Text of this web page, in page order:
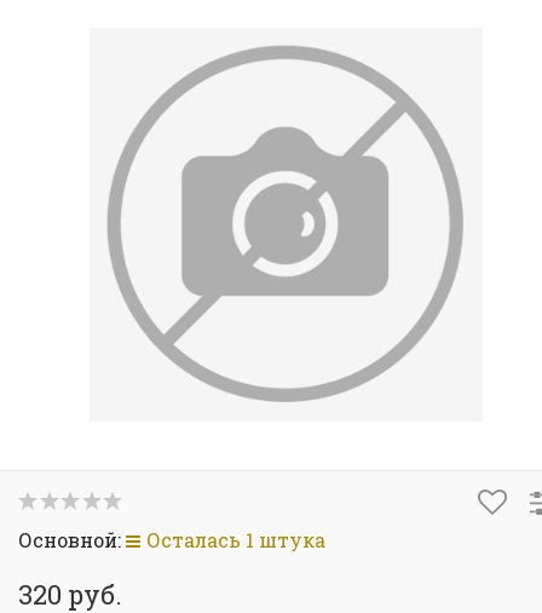
Основной: Осталась 1 штука
320 руб.